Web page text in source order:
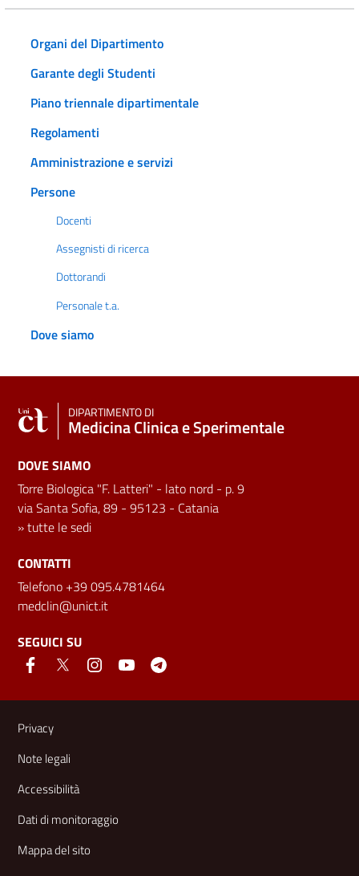
Organi del Dipartimento
Garante degli Studenti
Piano triennale dipartimentale
Regolamenti
Amministrazione e servizi
Persone
Docenti
Assegnisti di ricerca
Dottorandi
Personale t.a.
Dove siamo
DIPARTIMENTO DI
Medicina Clinica e Sperimentale
DOVE SIAMO
Torre Biologica "F. Latteri" - lato nord - p. 9
via Santa Sofia, 89 - 95123 - Catania
»tutte le sedi
CONTATTI
Telefono +39 095.4781464
medclin@unict.it
SEGUICI SU
Link e informazioni utili
Privacy
Note legali
Accessibilità
Dati di monitoraggio
Mappa del sito